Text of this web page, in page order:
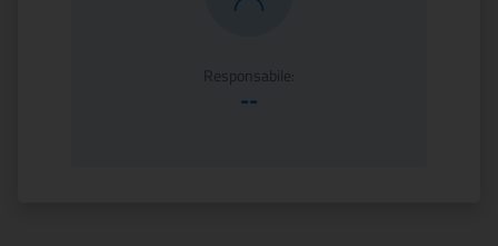
Responsabile:
--